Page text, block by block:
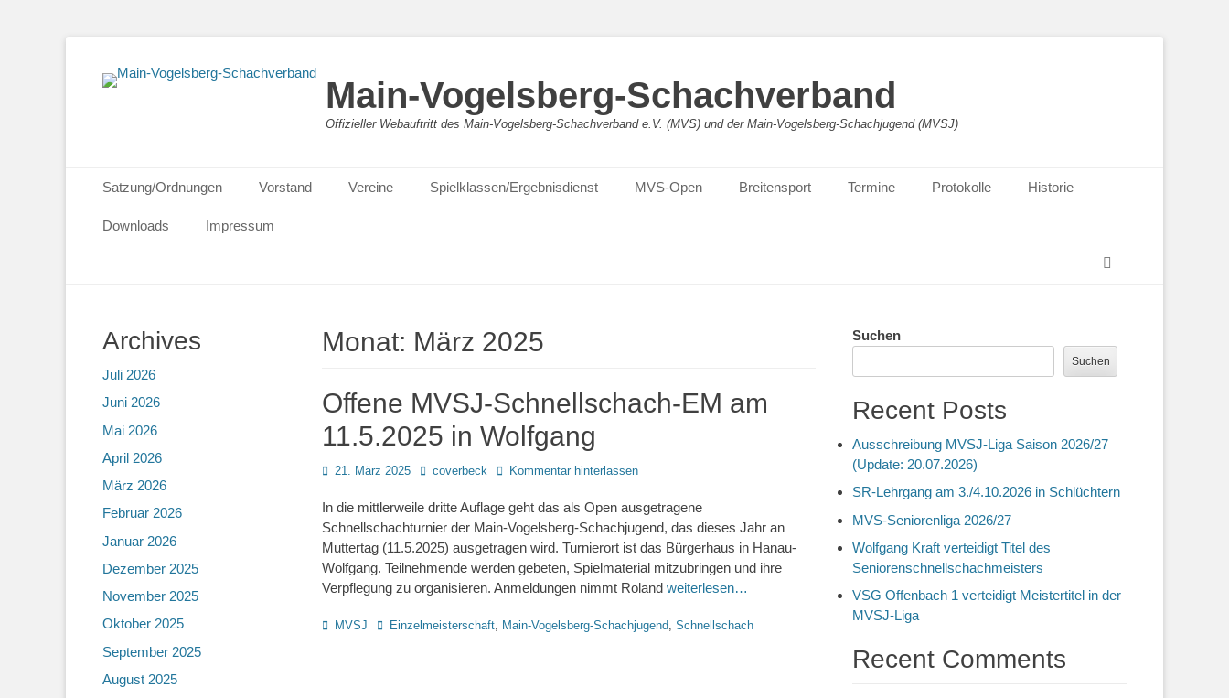
Main-Vogelsberg-Schachverband
Offizieller Webauftritt des Main-Vogelsberg-Schachverband e.V. (MVS) und der Main-Vogelsberg-Schachjugend (MVSJ)
Primäres Menü
Inhalt
springen
Satzung/Ordnungen Vorstand Vereine Spielklassen/Ergebnisdienst MVS-Open Breitensport Termine Protokolle Historie
Downloads
Impressum
Monat: März 2025
Offene MVSJ-Schnellschach-EM am
11.5.2025 in Wolfgang
Posted
21. März 2025 Autorcoverbeck Kommentar hinterlassen
In die mittlerweile dritte Auflage geht das als Open ausgetragene
Schnellschachturnier der Main-Vogelsberg-Schachjugend, das dieses Jahr an
Muttertag (11.5.2025) ausgetragen wird. Turnierort ist das Bürgerhaus in Hanau-
Wolfgang. Teilnehmende werden gebeten, Spielmaterial mitzubringen und ihre
Verpflegung zu organisieren. Anmeldungen nimmt Roland weiterlesen…
Kategorien
MVSJ Schlagworte
Einzelmeisterschaft, Main-Vogelsberg-Schachjugend, Schnellschach
Suchen
Suchen
Recent Posts
Ausschreibung MVSJ-Liga Saison 2026/27
(Update: 20.07.2026)
SR-Lehrgang am 3./4.10.2026 in Schlüchtern
MVS-Seniorenliga 2026/27
Wolfgang Kraft verteidigt Titel des
Seniorenschnellschachmeisters
VSG Offenbach 1 verteidigt Meistertitel in der
MVSJ-Liga
Recent Comments
Archives
Juli 2026
Juni 2026
Mai 2026
April 2026
März 2026
Februar 2026
Januar 2026
Dezember 2025
November 2025
Oktober 2025
September 2025
August 2025